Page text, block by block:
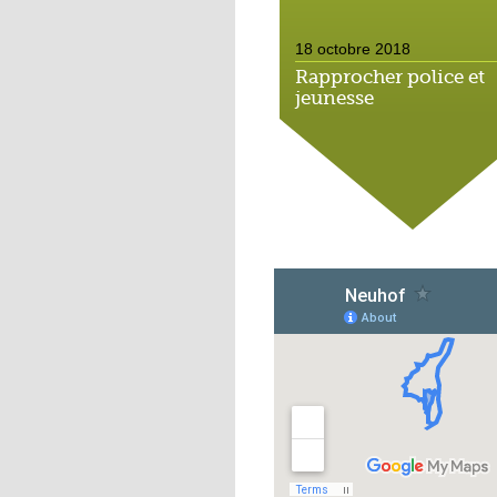
18 octobre 2018
Rapprocher police et
jeunesse
18 octobre 2018
Un jardin face aux
obstacles
Jouer à Fifa à la
médiathèque
16 octobre 2018
«Chacun me propose
autofinancement là, ce
qui vous vient !»
16 octobre 2018